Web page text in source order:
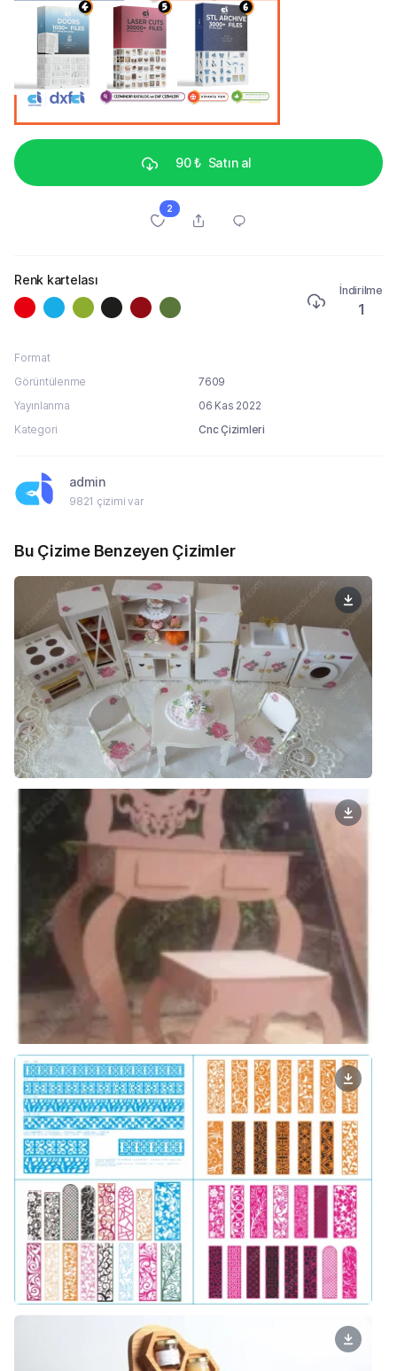
90 ₺ Satın al
2
Renk kartelası
İndirilme
1
Format
Görüntülenme
7609
Yayınlanma
06 Kas 2022
Kategori
Cnc Çizimleri
admin
9821 çizimi var
Bu Çizime Benzeyen Çizimler